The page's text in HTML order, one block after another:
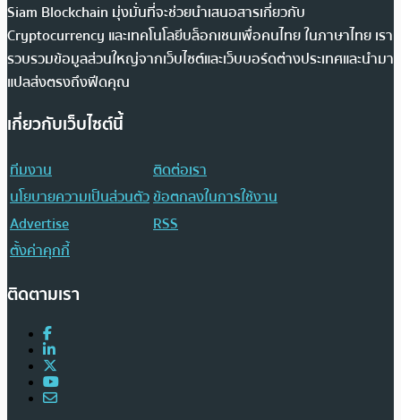
Siam Blockchain มุ่งมั่นที่จะช่วยนำเสนอสารเกี่ยวกับ
Cryptocurrency และเทคโนโลยีบล็อกเชนเพื่อคนไทย ในภาษาไทย เรา
รวบรวมข้อมูลส่วนใหญ่จากเว็บไซต์และเว็บบอร์ดต่างประเทศและนำมา
แปลส่งตรงถึงฟีดคุณ
เกี่ยวกับเว็บไซต์นี้
ทีมงาน
ติดต่อเรา
นโยบายความเป็นส่วนตัวข้อตกลงในการใช้งาน
Advertise
RSS
ตั้งค่าคุกกี้
ติดตามเรา